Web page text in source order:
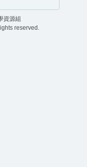
資源組
reserved.